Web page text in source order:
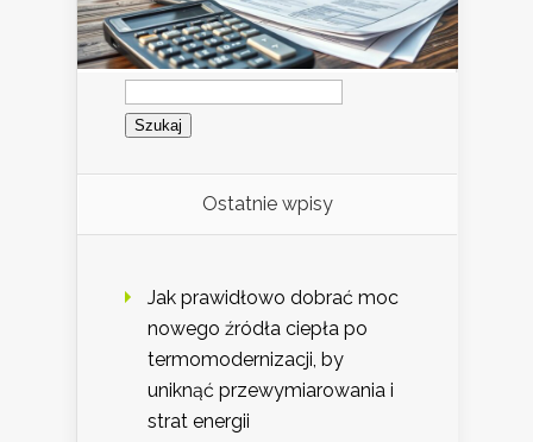
Szukaj:
Ostatnie wpisy
Jak prawidłowo dobrać moc
nowego źródła ciepła po
termomodernizacji, by
uniknąć przewymiarowania i
strat energii